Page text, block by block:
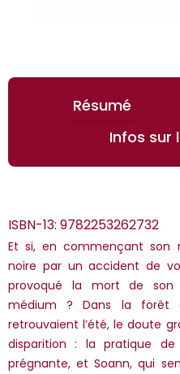
Résumé
Infos sur
ISBN-13: 9782253262732
Et si, en commençant son
noire par un accident de
provoqué la mort de son
médium ? Dans la forêt
retrouvaient l’été, le doute
disparition : la pratique
prégnante, et Soann, qui
*Guests cannot publish reviews